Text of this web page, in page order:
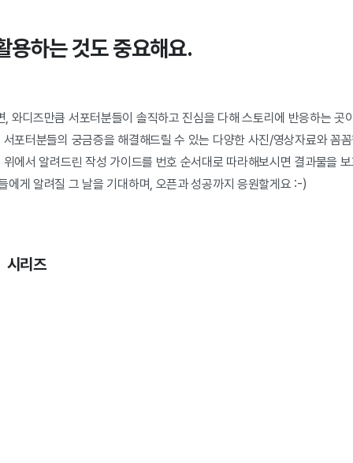
용하는 것도 중요해요.
, 와디즈만큼 서포터분들이 솔직하고 진심을 다해 스토리에 반응하는 곳
포터분들의 궁금증을 해결해드릴 수 있는 다양한 사진/영상자료와 꼼
에서 알려드린 작성 가이드를 번호 순서대로 따라해보시면 결과물을
에게 알려질 그 날을 기대하며, 오픈과 성공까지 응원할게요 :-)
시리즈